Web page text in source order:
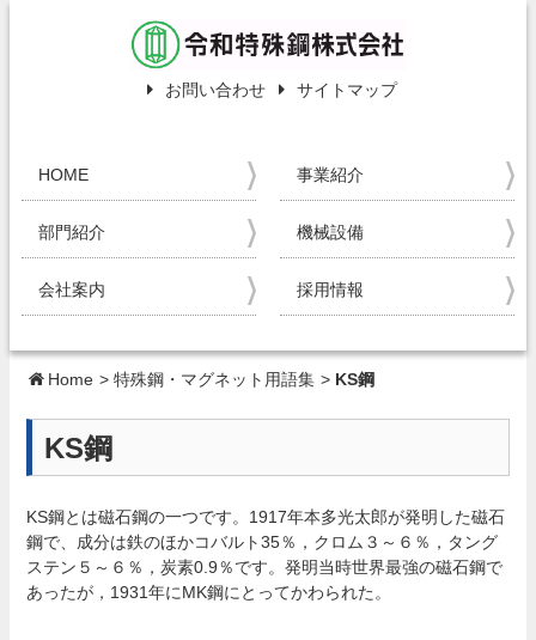
お問い合わせ サイトマップ
HOME 事業紹介
部門紹介 機械設備
会社案内 採用情報
Home > 特殊鋼・マグネット用語集 > KS鋼
KS鋼
KS鋼とは磁石鋼の一つです。1917年本多光太郎が発明した磁石
鋼で、成分は鉄のほかコバルト35％，クロム３～６％，タング
ステン５～６％，炭素0.9％です。発明当時世界最強の磁石鋼で
あったが，1931年にMK鋼にとってかわられた。